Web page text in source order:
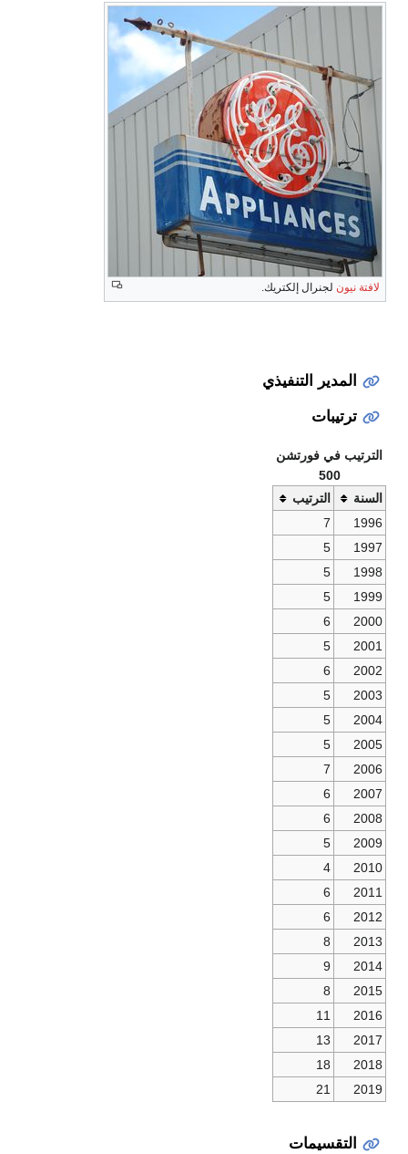
لافتة نيون لجنرال إلكتريك.
المدير التنفيذي
ترتيبات
الترتيب في فورتشن
500
السنة
الترتيب
1996
7
1997
5
1998
5
1999
5
2000
6
2001
5
2002
6
2003
5
2004
5
2005
5
2006
7
2007
6
2008
6
2009
5
2010
4
2011
6
2012
6
2013
8
2014
9
2015
8
2016
11
2017
13
2018
18
2019
21
التقسيمات